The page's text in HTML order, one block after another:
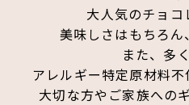
大人気のチョコ
美味しさはもちろん
また、多
アレルギー特定原材料不
大切な方やご家族への